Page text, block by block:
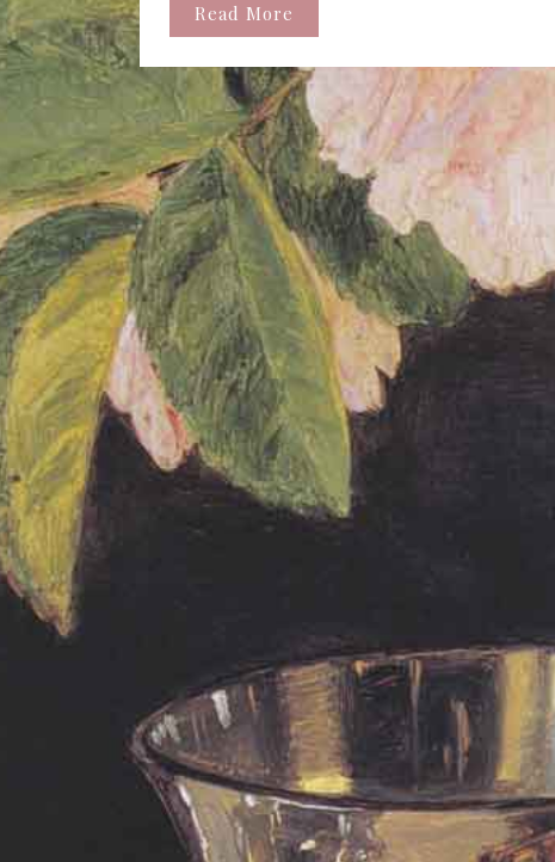
Read More